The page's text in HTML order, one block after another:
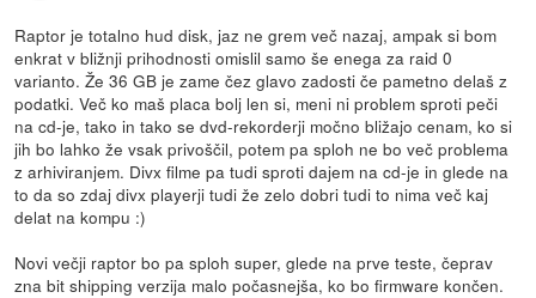
Raptor je totalno hud disk, jaz ne grem več nazaj, ampak si bom
enkrat v bližnji prihodnosti omislil samo še enega za raid 0
varianto. Že 36 GB je zame čez glavo zadosti če pametno delaš z
podatki. Več ko maš placa bolj len si, meni ni problem sproti peči
na cd-je, tako in tako se dvd-rekorderji močno bližajo cenam, ko si
jih bo lahko že vsak privoščil, potem pa sploh ne bo več problema
z arhiviranjem. Divx filme pa tudi sproti dajem na cd-je in glede na
to da so zdaj divx playerji tudi že zelo dobri tudi to nima več kaj
delat na kompu :)
Novi večji raptor bo pa sploh super, glede na prve teste, čeprav
zna bit shipping verzija malo počasnejša, ko bo firmware končen.